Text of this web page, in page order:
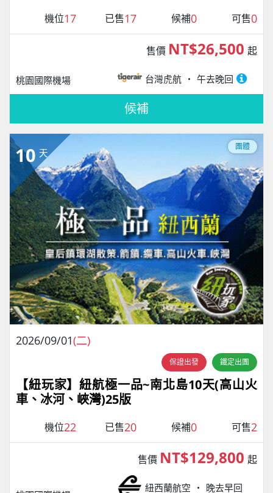
機位17 已售17 候補0 可售0
桃園國際機場 台灣虎航 午去晚回
售價 NT$26,500 起
候補
10 天
團體
2026/09/01(二)
保證出發 鐵定出團
【紐玩家】紐航極一品~南北島10天(高山火
車、冰河、峽灣)25版
機位22 已售20 候補0 可售2
紐西蘭航空 晚去早回
售價 NT$129,800 起